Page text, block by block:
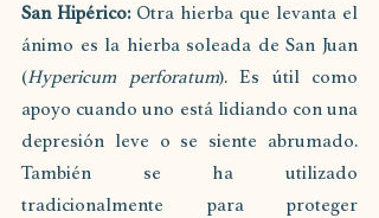
San Hipérico: Otra hierba que levanta el
ánimo es la hierba soleada de San Juan
(Hypericum perforatum). Es útil como
apoyo cuando uno está lidiando con una
depresión leve o se siente abrumado.
También se ha utilizado
tradicionalmente para proteger